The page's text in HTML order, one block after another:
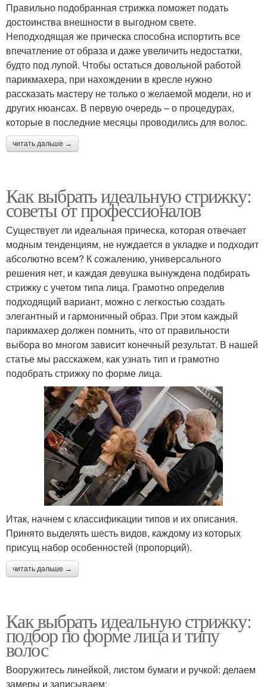
Правильно подобранная стрижка поможет подать
достоинства внешности в выгодном свете.
Неподходящая же прическа способна испортить все
впечатление от образа и даже увеличить недостатки,
будто под лупой. Чтобы остаться довольной работой
парикмахера, при нахождении в кресле нужно
рассказать мастеру не только о желаемой модели, но и
других нюансах. В первую очередь – о процедурах,
которые в последние месяцы проводились для волос.
читать дальше →
Как выбрать идеальную стрижку:
советы от профессионалов
Существует ли идеальная прическа, которая отвечает
модным тенденциям, не нуждается в укладке и подходит
абсолютно всем? К сожалению, универсального
решения нет, и каждая девушка вынуждена подбирать
стрижку с учетом типа лица. Грамотно определив
подходящий вариант, можно с легкостью создать
элегантный и гармоничный образ. При этом каждый
парикмахер должен помнить, что от правильности
выбора во многом зависит конечный результат. В нашей
статье мы расскажем, как узнать тип и грамотно
подобрать стрижку по форме лица.
Итак, начнем с классификации типов и их описания.
Принято выделять шесть видов, каждому из которых
присущ набор особенностей (пропорций).
читать дальше →
Как выбрать идеальную стрижку:
подбор по форме лица и типу
волос
Вооружитесь линейкой, листом бумаги и ручкой: делаем
замеры и записываем: